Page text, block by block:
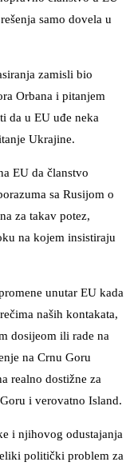
samo dovela u
zamisli bio
Orbana i pitanjem
da u EU uđe neka
Ukrajine.
EU da članstvo
sa Rusijom o
za takav potez,
na kojem insistiraju
unutar EU kada
naših kontakata,
dosijeom ili rade na
na Crnu Goru
realno dostižne za
i verovatno Island.
i njihovog odustajanja
politički problem za